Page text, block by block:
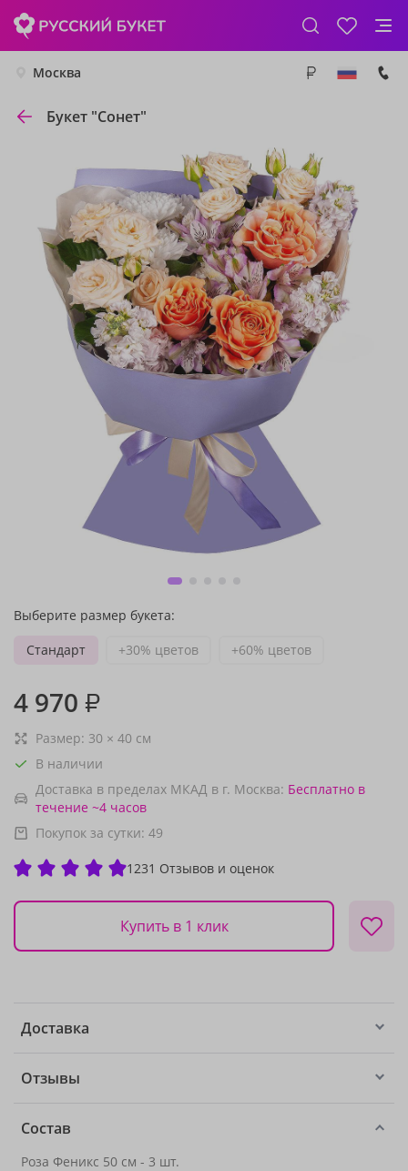
Москва
Букет "Сонет"
Выберите размер букета:
Стандарт
+30% цветов +60% цветов
4 970 ₽
Размер: 30 × 40 см
В наличии
Доставка в пределах МКАД в г. Москва: Бесплатно в
течение ~4 часов
Покупок за сутки: 49
1231 Отзывов и оценок
Купить в 1 клик
Доставка
Отзывы
Состав
Роза Феникс 50 см - 3 шт.